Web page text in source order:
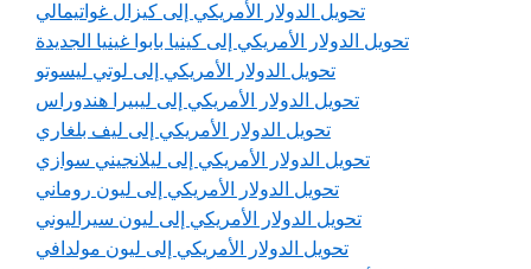
تحويل الدولار الأمريكي إلى كيزال غواتيمالي
تحويل الدولار الأمريكي إلى كينيا بابوا غينيا الجديدة
تحويل الدولار الأمريكي إلى لوتي ليسوتو
تحويل الدولار الأمريكي إلى ليبيرا هندوراس
تحويل الدولار الأمريكي إلى ليف بلغاري
تحويل الدولار الأمريكي إلى ليلانجيني سوازي
تحويل الدولار الأمريكي إلى ليون روماني
تحويل الدولار الأمريكي إلى ليون سيراليوني
تحويل الدولار الأمريكي إلى ليون مولدافي